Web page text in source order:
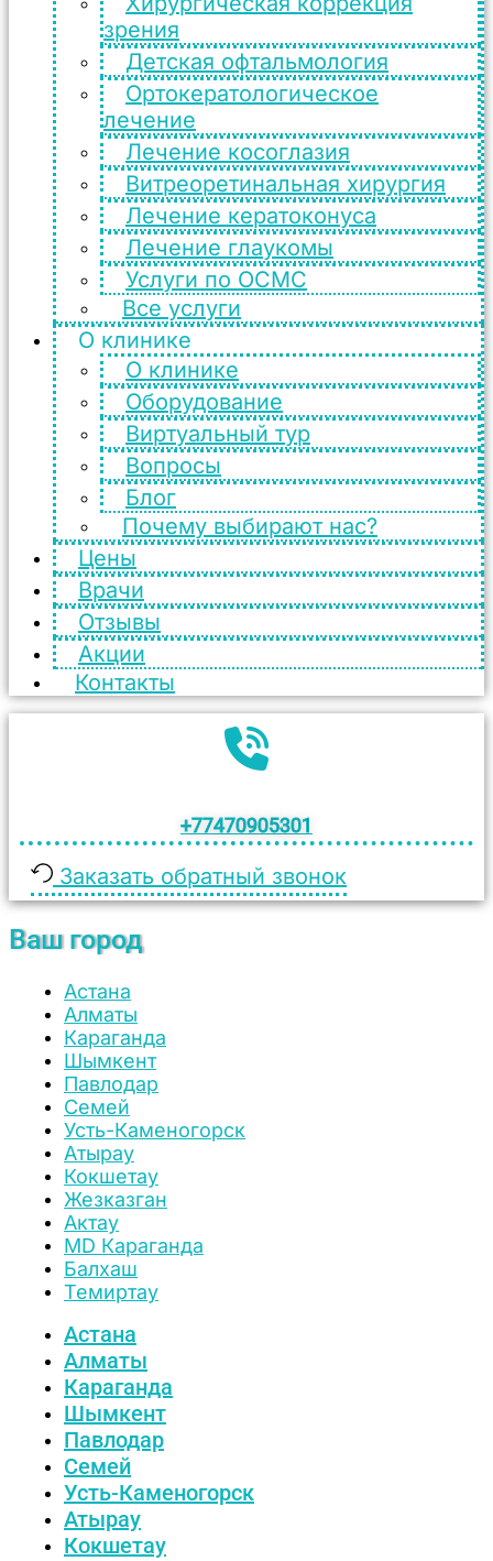
зрения
Детская офтальмология
Ортокератологическое
лечение
Лечение косоглазия
Витреоретинальная хирургия
Лечение кератоконуса
Лечение глаукомы
Услуги по ОСМС
Все услуги
О клинике
О клинике
Оборудование
Виртуальный тур
Вопросы
Блог
Почему выбирают нас?
Цены
Врачи
Отзывы
Акции
Контакты
+77470905301
Заказать обратный звонок
Ваш город
Астана
Алматы
Караганда
Шымкент
Павлодар
Семей
Усть-Каменогорск
Атырау
Кокшетау
Жезказган
Актау
MD Караганда
Балхаш
Темиртау
Астана
Алматы
Караганда
Шымкент
Павлодар
Семей
Усть-Каменогорск
Атырау
Кокшетау